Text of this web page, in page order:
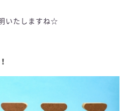
いたしますね☆